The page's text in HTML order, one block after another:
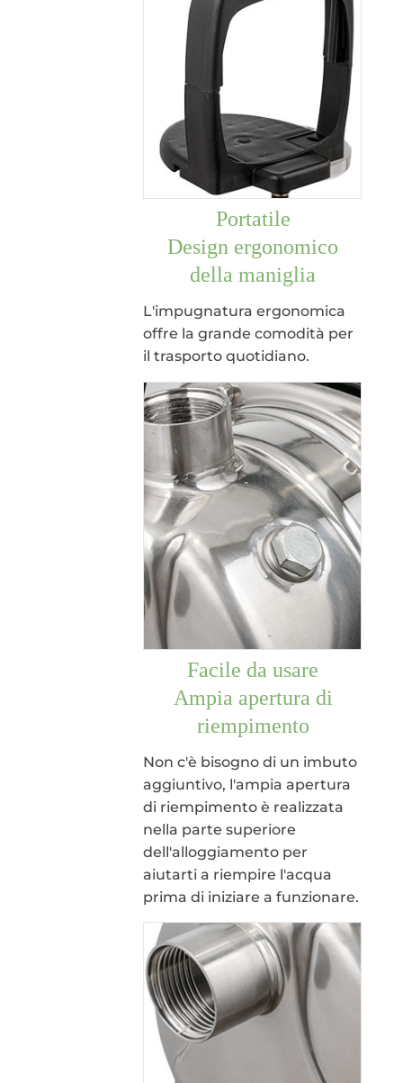
Portatile
Design ergonomico
della maniglia
L'impugnatura ergonomica
offre la grande comodità per
il trasporto quotidiano.
Facile da usare
Ampia apertura di
riempimento
Non c'è bisogno di un imbuto
aggiuntivo, l'ampia apertura
di riempimento è realizzata
nella parte superiore
dell'alloggiamento per
aiutarti a riempire l'acqua
prima di iniziare a funzionare.